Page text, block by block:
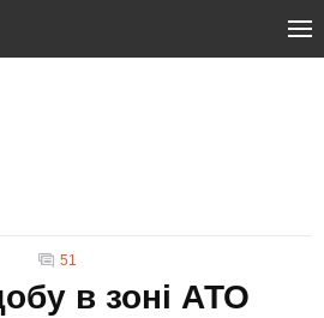
51
в зоні АТО